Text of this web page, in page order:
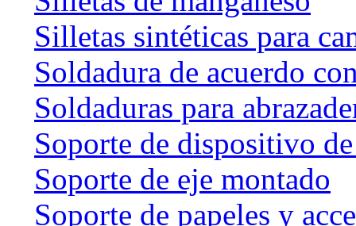
Silletas sintéticas para
Soldadura de acuerdo
Soldaduras para
Soporte de dispositivo
Soporte de eje montado
Soporte de papeles y